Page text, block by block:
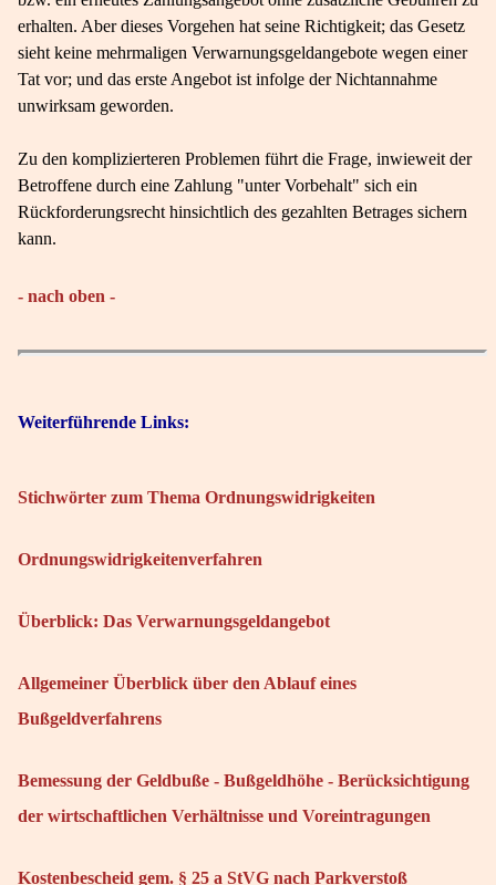
erhalten. Aber dieses Vorgehen hat seine Richtigkeit; das Gesetz
sieht keine mehrmaligen Verwarnungsgeldangebote wegen einer
Tat vor; und das erste Angebot ist infolge der Nichtannahme
unwirksam geworden.
Zu den komplizierteren Problemen führt die Frage, inwieweit der
Betroffene durch eine Zahlung "unter Vorbehalt" sich ein
Rückforderungsrecht hinsichtlich des gezahlten Betrages sichern
kann.
- nach oben -
Weiterführende Links:
Stichwörter zum Thema Ordnungswidrigkeiten
Ordnungswidrigkeitenverfahren
Überblick: Das Verwarnungsgeldangebot
Allgemeiner Überblick über den Ablauf eines
Bußgeldverfahrens
Bemessung der Geldbuße - Bußgeldhöhe - Berücksichtigung
der wirtschaftlichen Verhältnisse und Voreintragungen
Kostenbescheid gem. § 25 a StVG nach Parkverstoß